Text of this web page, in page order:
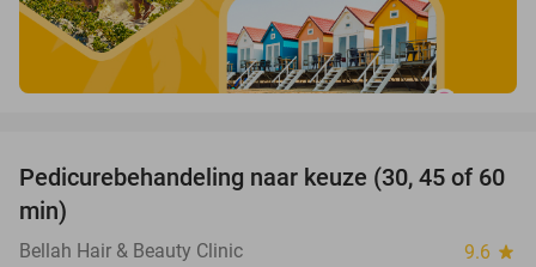
58%
Pedicurebehandeling naar keuze (30, 45 of 60
min)
Bellah Hair & Beauty Clinic 9.6 star